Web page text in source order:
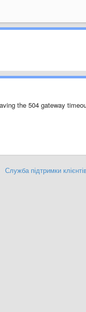
the 504 gateway
Служба підтримки